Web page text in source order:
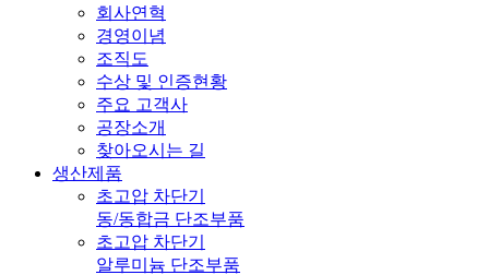
회사연혁
경영이념
조직도
수상 및 인증현황
주요 고객사
공장소개
찾아오시는 길
생산제품
초고압 차단기
동/동합금 단조부품
초고압 차단기
알루미늄 단조부품